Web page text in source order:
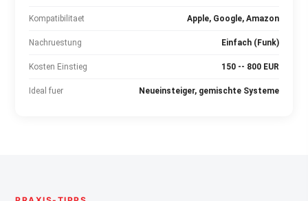
Kompatibilitaet Apple, Google, Amazon
Nachruestung Einfach (Funk)
Kosten Einstieg 150 -- 800 EUR
Ideal fuer Neueinsteiger, gemischte Systeme